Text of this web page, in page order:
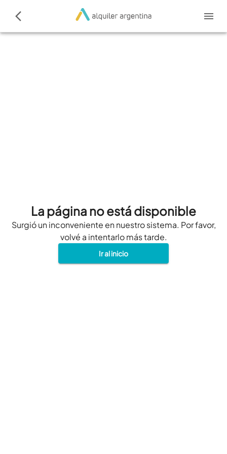
La página no está disponible
Surgió un inconveniente en nuestro sistema. Por favor,
volvé a intentarlo más tarde.
Ir al inicio